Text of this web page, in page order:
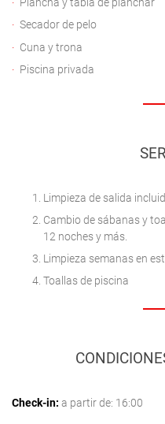
Plancha y tabla de planchar
Secador de pelo
Cuna y trona
Piscina privada
Limpieza de salida
Cambio de sábanas y
12 noches y más.
Limpieza semanas en
Toallas de piscina
Check-in: a partir de: 16:00